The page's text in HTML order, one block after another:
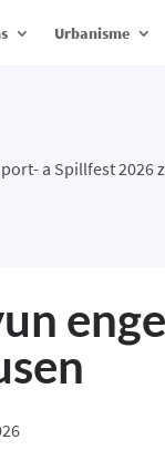
Urbanisme
a Spillfest 2026